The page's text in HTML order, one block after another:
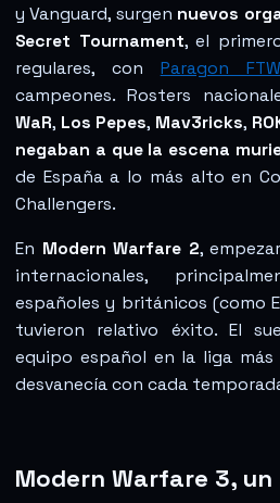
y Vanguard, surgen nuevos
Secret Tournament, el
regulares, con Paragon FTW
campeones. Rosters
WaR, Los Pepes, Mav3ricks,
negaban a que la escena
de España a lo más alto en
Challengers.
En Modern Warfare 2,
internacionales,
españoles y británicos (como
tuvieron relativo éxito. El
equipo español en la liga
desvanecía con cada
Modern Warfare 3,